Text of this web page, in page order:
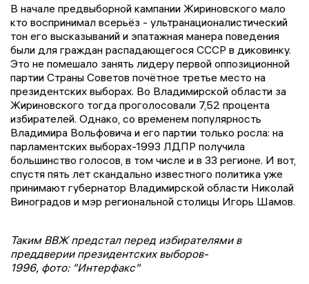
В начале предвыборной кампании Жириновского мало
кто воспринимал всерьёз - ультранационалистический
тон его высказываний и эпатажная манера поведения
были для граждан распадающегося СССР в диковинку.
Это не помешало занять лидеру первой оппозиционной
партии Страны Советов почётное третье место на
президентских выборах. Во Владимирской области за
Жириновского тогда проголосовали 7,52 процента
избирателей. Однако, со временем популярность
Владимира Вольфовича и его партии только росла: на
парламентских выборах-1993 ЛДПР получила
большинство голосов, в том числе и в 33 регионе. И вот,
спустя пять лет скандально известного политика уже
принимают губернатор Владимирской области Николай
Виноградов и мэр региональной столицы Игорь Шамов.
Таким ВВЖ предстал перед избирателями в
преддверии президентских выборов-
1996, фото: "Интерфакс"